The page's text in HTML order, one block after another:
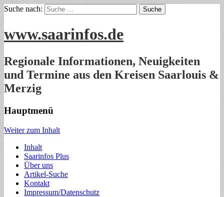
Suche nach:
www.saarinfos.de
Regionale Informationen, Neuigkeiten
und Termine aus den Kreisen Saarlouis &
Merzig
Hauptmenü
Weiter zum Inhalt
Inhalt
Saarinfos Plus
Über uns
Artikel-Suche
Kontakt
Impressum/Datenschutz